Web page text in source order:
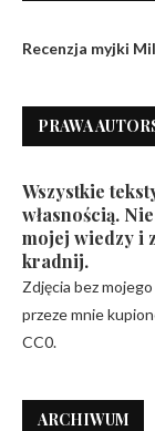
Recenzja myjki
PRAWA
Wszystkie
własnością.
mojej wiedzy i
kradnij.
Zdjęcia bez
przeze mnie
CC0.
ARCHIWUM